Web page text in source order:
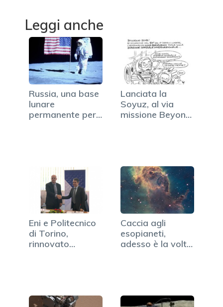
Leggi anche
Russia, una base
lunare
permanente per il
Lanciata la
Soyuz, al via
missione Beyond
Eni e Politecnico
di Torino,
rinnovato
Caccia agli
esopianeti,
adesso è la volta